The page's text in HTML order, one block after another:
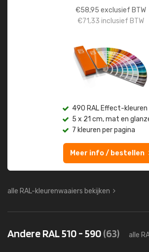
€58,95 exclusief BTW
€71,33 inclusief BTW
490 RAL Effect-kleuren
5 x 21 cm, mat en
7 kleuren per pagina
Meer info / bestellen
alle RAL-kleurenwaaiers bekijken
Andere RAL 510 - 590(63) alle